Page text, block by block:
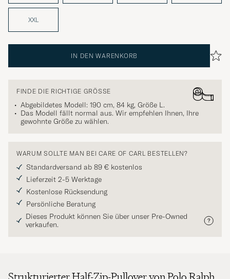
XXL
IN DEN WARENKORB
FINDE DIE RICHTIGE GRÖSSE
Abgebildetes Modell: 190 cm, 84 kg, Größe L.
Das Modell fällt normal aus. Wir empfehlen Ihnen, Ihre
gewohnte Größe zu wählen.
WARUM SOLLTE MAN BEI CARE OF CARL BESTELLEN?
Standardversand ab 89 € kostenlos
Lieferzeit 2-5 Werktage
Kostenlose Rücksendung
Persönliche Beratung
Dieses Produkt können Sie über unser Pre-Owned
verkaufen.